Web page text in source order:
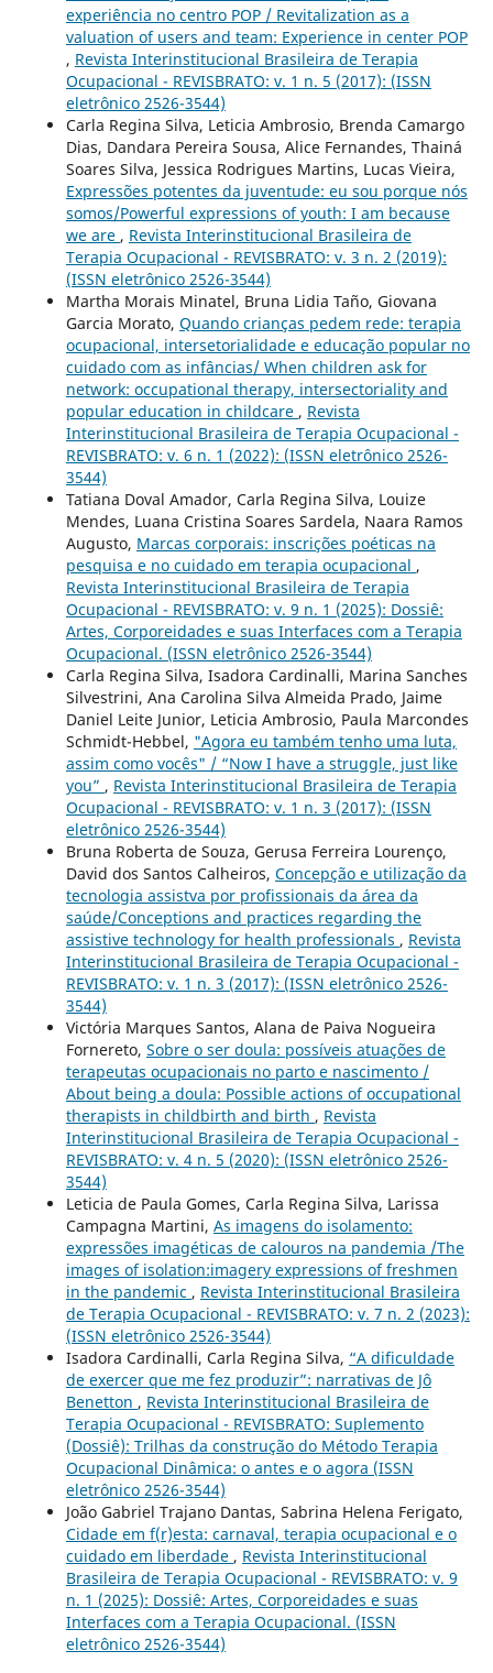
experiência no centro POP / Revitalization as a
valuation of users and team: Experience in center POP
, Revista Interinstitucional Brasileira de Terapia
Ocupacional - REVISBRATO: v. 1 n. 5 (2017): (ISSN
eletrônico 2526-3544)
Carla Regina Silva, Leticia Ambrosio, Brenda Camargo
Dias, Dandara Pereira Sousa, Alice Fernandes, Thainá
Soares Silva, Jessica Rodrigues Martins, Lucas Vieira,
Expressões potentes da juventude: eu sou porque nós
somos/Powerful expressions of youth: I am because
we are , Revista Interinstitucional Brasileira de
Terapia Ocupacional - REVISBRATO: v. 3 n. 2 (2019):
(ISSN eletrônico 2526-3544)
Martha Morais Minatel, Bruna Lidia Taño, Giovana
Garcia Morato, Quando crianças pedem rede: terapia
ocupacional, intersetorialidade e educação popular no
cuidado com as infâncias/ When children ask for
network: occupational therapy, intersectoriality and
popular education in childcare , Revista
Interinstitucional Brasileira de Terapia Ocupacional -
REVISBRATO: v. 6 n. 1 (2022): (ISSN eletrônico 2526-
3544)
Tatiana Doval Amador, Carla Regina Silva, Louize
Mendes, Luana Cristina Soares Sardela, Naara Ramos
Augusto, Marcas corporais: inscrições poéticas na
pesquisa e no cuidado em terapia ocupacional ,
Revista Interinstitucional Brasileira de Terapia
Ocupacional - REVISBRATO: v. 9 n. 1 (2025): Dossiê:
Artes, Corporeidades e suas Interfaces com a Terapia
Ocupacional. (ISSN eletrônico 2526-3544)
Carla Regina Silva, Isadora Cardinalli, Marina Sanches
Silvestrini, Ana Carolina Silva Almeida Prado, Jaime
Daniel Leite Junior, Leticia Ambrosio, Paula Marcondes
Schmidt-Hebbel, "Agora eu também tenho uma luta,
assim como vocês" / “Now I have a struggle, just like
you” , Revista Interinstitucional Brasileira de Terapia
Ocupacional - REVISBRATO: v. 1 n. 3 (2017): (ISSN
eletrônico 2526-3544)
Bruna Roberta de Souza, Gerusa Ferreira Lourenço,
David dos Santos Calheiros, Concepção e utilização da
tecnologia assistva por profissionais da área da
saúde/Conceptions and practices regarding the
assistive technology for health professionals , Revista
Interinstitucional Brasileira de Terapia Ocupacional -
REVISBRATO: v. 1 n. 3 (2017): (ISSN eletrônico 2526-
3544)
Victória Marques Santos, Alana de Paiva Nogueira
Fornereto, Sobre o ser doula: possíveis atuações de
terapeutas ocupacionais no parto e nascimento /
About being a doula: Possible actions of occupational
therapists in childbirth and birth , Revista
Interinstitucional Brasileira de Terapia Ocupacional -
REVISBRATO: v. 4 n. 5 (2020): (ISSN eletrônico 2526-
3544)
Leticia de Paula Gomes, Carla Regina Silva, Larissa
Campagna Martini, As imagens do isolamento:
expressões imagéticas de calouros na pandemia /The
images of isolation:imagery expressions of freshmen
in the pandemic , Revista Interinstitucional Brasileira
de Terapia Ocupacional - REVISBRATO: v. 7 n. 2 (2023):
(ISSN eletrônico 2526-3544)
Isadora Cardinalli, Carla Regina Silva, “A dificuldade
de exercer que me fez produzir”: narrativas de Jô
Benetton , Revista Interinstitucional Brasileira de
Terapia Ocupacional - REVISBRATO: Suplemento
(Dossiê): Trilhas da construção do Método Terapia
Ocupacional Dinâmica: o antes e o agora (ISSN
eletrônico 2526-3544)
João Gabriel Trajano Dantas, Sabrina Helena Ferigato,
Cidade em f(r)esta: carnaval, terapia ocupacional e o
cuidado em liberdade , Revista Interinstitucional
Brasileira de Terapia Ocupacional - REVISBRATO: v. 9
n. 1 (2025): Dossiê: Artes, Corporeidades e suas
Interfaces com a Terapia Ocupacional. (ISSN
eletrônico 2526-3544)